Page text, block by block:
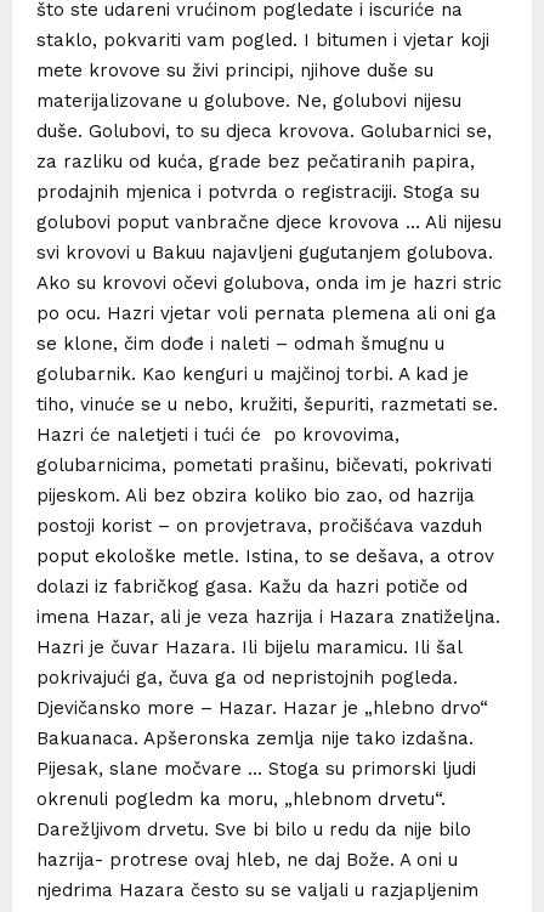
što ste udareni vrućinom pogledate i iscuriće na
staklo, pokvariti vam pogled. I bitumen i vjetar koji
mete krovove su živi principi, njihove duše su
materijalizovane u golubove. Ne, golubovi nijesu
duše. Golubovi, to su djeca krovova. Golubarnici se,
za razliku od kuća, grade bez pečatiranih papira,
prodajnih mjenica i potvrda o registraciji. Stoga su
golubovi poput vanbračne djece krovova … Ali nijesu
svi krovovi u Bakuu najavljeni gugutanjem golubova.
Ako su krovovi očevi golubova, onda im je hazri stric
po ocu. Hazri vjetar voli pernata plemena ali oni ga
se klone, čim dođe i naleti – odmah šmugnu u
golubarnik. Kao kenguri u majčinoj torbi. A kad je
tiho, vinuće se u nebo, kružiti, šepuriti, razmetati se.
Hazri će naletjeti i tući će po krovovima,
golubarnicima, pometati prašinu, bičevati, pokrivati
pijeskom. Ali bez obzira koliko bio zao, od hazrija
postoji korist – on provjetrava, pročišćava vazduh
poput ekološke metle. Istina, to se dešava, a otrov
dolazi iz fabričkog gasa. Kažu da hazri potiče od
imena Hazar, ali je veza hazrija i Hazara znatiželjna.
Hazri je čuvar Hazara. Ili bijelu maramicu. Ili šal
pokrivajući ga, čuva ga od nepristojnih pogleda.
Djevičansko more – Hazar. Hazar je „hlebno drvo“
Bakuanaca. Apšeronska zemlja nije tako izdašna.
Pijesak, slane močvare … Stoga su primorski ljudi
okrenuli pogledm ka moru, „hlebnom drvetu“.
Darežljivom drvetu. Sve bi bilo u redu da nije bilo
hazrija- protrese ovaj hleb, ne daj Bože. A oni u
njedrima Hazara često su se valjali u razjapljenim